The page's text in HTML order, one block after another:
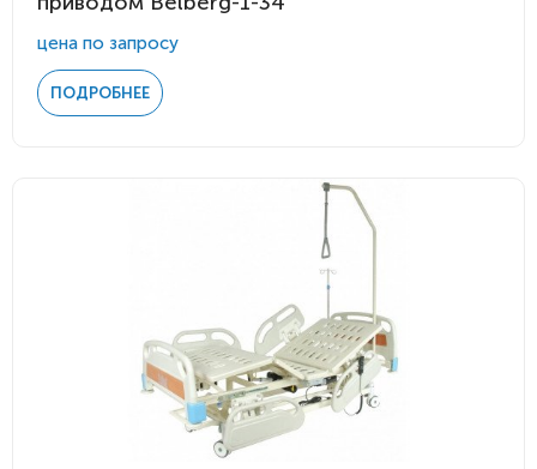
цена по запросу
ПОДРОБНЕЕ